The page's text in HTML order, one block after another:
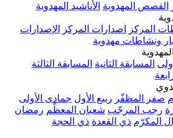
الأناشيد المهدوية
المركز الإصدارات
المسابقة الثالثة
ربيع الأول جمادى الأولى
شعبان المعظّم رمضان
ذي الحجة